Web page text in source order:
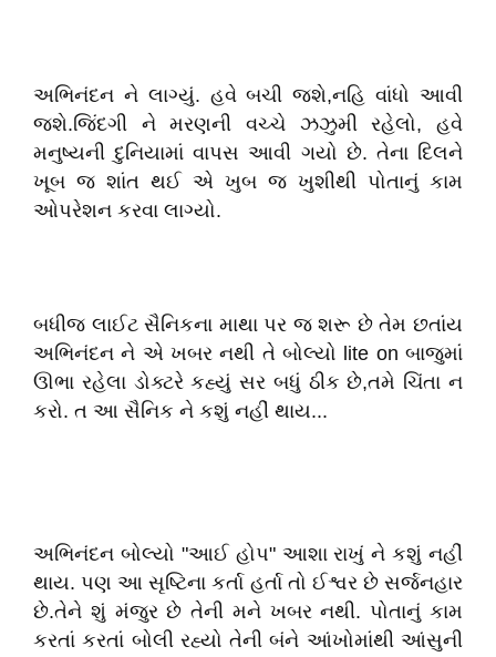
અભિનંદન ને લાગ્યું. હવે બચી જશે,નહિ વાંધો આવી
જશે.જિંદગી ને મરણની વચ્ચે ઝઝુમી રહેલો, હવે
મનુષ્યની દુનિયામાં વાપસ આવી ગયો છે. તેના દિલને
ખૂબ જ શાંત થઈ એ ખુબ જ ખુશીથી પોતાનું કામ
ઓપરેશન કરવા લાગ્યો.
બધીજ લાઈટ સૈનિકના માથા પર જ શરૂ છે તેમ છતાંય
અભિનંદન ને એ ખબર નથી તે બોલ્યો lite on બાજુમાં
ઊભા રહેલા ડોક્ટરે કહ્યું સર બધું ઠીક છે,તમે ચિંતા ન
કરો. ત આ સૈનિક ને કશું નહીં થાય...
અભિનંદન બોલ્યો "આઈ હોપ" આશા રાખું ને કશું નહીં
થાય. પણ આ સૃષ્ટિના કર્તા હર્તા તો ઈશ્વર છે સર્જનહાર
છે.તેને શું મંજુર છે તેની મને ખબર નથી. પોતાનું કામ
કરતાં કરતાં બોલી રહ્યો તેની બંને આંખોમાંથી આંસુની